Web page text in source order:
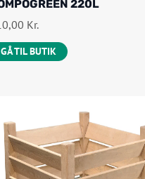
220L
Kr.
GÅ TIL BUTIK